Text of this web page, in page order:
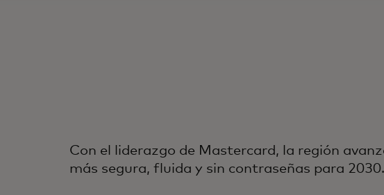
Con el liderazgo de Mastercard, la región
más segura, fluida y sin contraseñas para 2030.